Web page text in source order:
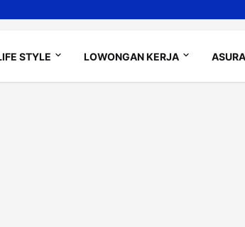
STYLE LOWONGAN KERJA